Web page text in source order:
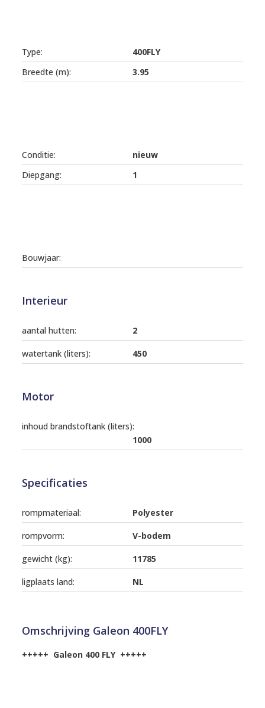
Type:
400FLY
Breedte (m):
3.95
Conditie:
nieuw
Diepgang:
1
Bouwjaar:
Interieur
aantal hutten: 2
watertank (liters): 450
Motor
inhoud brandstoftank (liters):
1000
Specificaties
rompmateriaal: Polyester
rompvorm: V-bodem
gewicht (kg): 11785
ligplaats land: NL
Omschrijving Galeon 400FLY
+++++ Galeon 400 FLY +++++